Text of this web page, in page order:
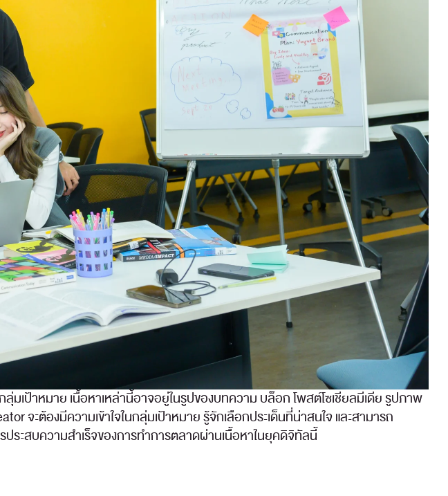
เป้าหมาย เนื้อหาเหล่านี้อาจอยู่ในรูปของบทความ บล็อก โพสต์โซเชียลมีเดีย รูปภาพ
ะต้องมีความเข้าใจในกลุ่มเป้าหมาย รู้จักเลือกประเด็นที่น่าสนใจ และสามารถ
ระสบความสำเร็จของการทำการตลาดผ่านเนื้อหาในยุคดิจิทัลนี้